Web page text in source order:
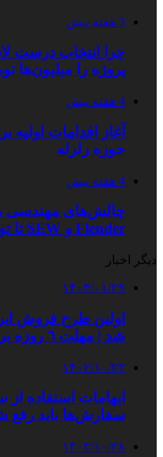
3 هفته پیش
چرا انتخاب درست
پروژه را میلیون‌ها
4 هفته پیش
آغاز اقدامات اولیه
حوزه زلزله
4 هفته پیش
چالش‌های مهندسی
Flender و SEW تا تولیدکنندگان تخصصی ایرانی
دیگر اخبار
۱۴۰۴/۰۱/۲۹
اولین طرح فروش
شد | مهلت ٦ روزه برای متقاضیان
۱۴۰۲/۱۰/۲۳
ابهامات استفاده
سفارش‌ها باید رفع
۱۴۰۲/۱۰/۲۸